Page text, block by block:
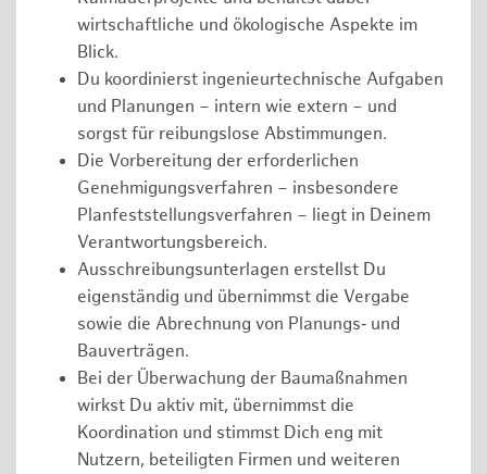
wirtschaftliche und ökologische Aspekte im
Blick.
Du koordinierst ingenieurtechnische Aufgaben
und Planungen – intern wie extern – und
sorgst für reibungslose Abstimmungen.
Die Vorbereitung der erforderlichen
Genehmigungsverfahren – insbesondere
Planfeststellungsverfahren – liegt in Deinem
Verantwortungsbereich.
Ausschreibungsunterlagen erstellst Du
eigenständig und übernimmst die Vergabe
sowie die Abrechnung von Planungs‑ und
Bauverträgen.
Bei der Überwachung der Baumaßnahmen
wirkst Du aktiv mit, übernimmst die
Koordination und stimmst Dich eng mit
Nutzern, beteiligten Firmen und weiteren